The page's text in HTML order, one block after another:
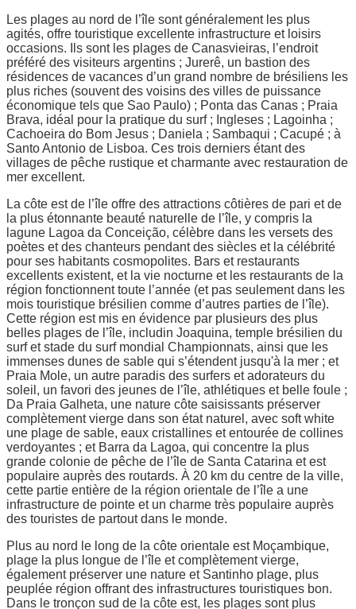
Les plages au nord de l’île sont généralement les plus
agités, offre touristique excellente infrastructure et loisirs
occasions. Ils sont les plages de Canasvieiras, l’endroit
préféré des visiteurs argentins ; Jurerê, un bastion des
résidences de vacances d’un grand nombre de brésiliens les
plus riches (souvent des voisins des villes de puissance
économique tels que Sao Paulo) ; Ponta das Canas ; Praia
Brava, idéal pour la pratique du surf ; Ingleses ; Lagoinha ;
Cachoeira do Bom Jesus ; Daniela ; Sambaqui ; Cacupé ; à
Santo Antonio de Lisboa. Ces trois derniers étant des
villages de pêche rustique et charmante avec restauration de
mer excellent.
La côte est de l’île offre des attractions côtières de pari et de
la plus étonnante beauté naturelle de l’île, y compris la
lagune Lagoa da Conceição, célèbre dans les versets des
poètes et des chanteurs pendant des siècles et la célébrité
pour ses habitants cosmopolites. Bars et restaurants
excellents existent, et la vie nocturne et les restaurants de la
région fonctionnent toute l’année (et pas seulement dans les
mois touristique brésilien comme d’autres parties de l’île).
Cette région est mis en évidence par plusieurs des plus
belles plages de l’île, includin Joaquina, temple brésilien du
surf et stade du surf mondial Championnats, ainsi que les
immenses dunes de sable qui s’étendent jusqu'à la mer ; et
Praia Mole, un autre paradis des surfers et adorateurs du
soleil, un favori des jeunes de l’île, athlétiques et belle foule ;
Da Praia Galheta, une nature côte saisissants préserver
complètement vierge dans son état naturel, avec soft white
une plage de sable, eaux cristallines et entourée de collines
verdoyantes ; et Barra da Lagoa, qui concentre la plus
grande colonie de pêche de l’île de Santa Catarina et est
populaire auprès des routards. À 20 km du centre de la ville,
cette partie entière de la région orientale de l’île a une
infrastructure de pointe et un charme très populaire auprès
des touristes de partout dans le monde.
Plus au nord le long de la côte orientale est Moçambique,
plage la plus longue de l’île et complètement vierge,
également préserver une nature et Santinho plage, plus
peuplée région offrant des infrastructures touristiques bon.
Dans le tronçon sud de la côte est, les plages sont plus